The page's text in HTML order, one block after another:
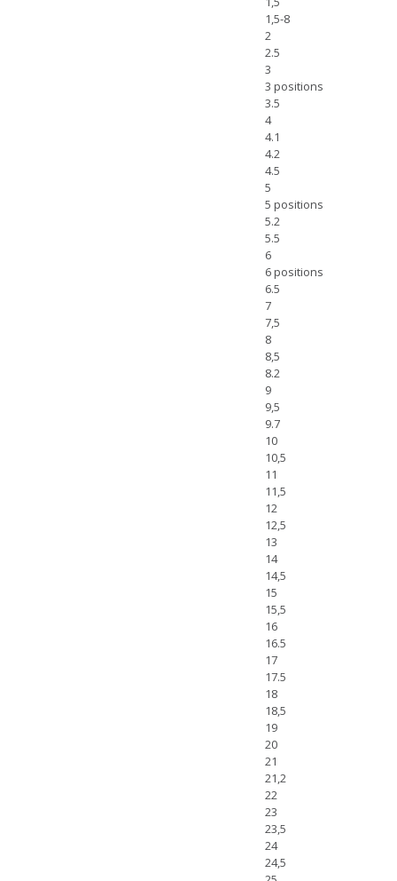
1,5-8
2
2.5
3
3 positions
3.5
4
4.1
4.2
4.5
5
5 positions
5.2
5.5
6
6 positions
6.5
7
7,5
8
8,5
8.2
9
9,5
9.7
10
10,5
11
11,5
12
12,5
13
14
14,5
15
15,5
16
16.5
17
17.5
18
18,5
19
20
21
21,2
22
23
23,5
24
24,5